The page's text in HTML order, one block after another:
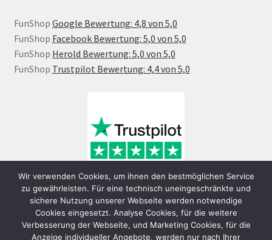
FunShop Google Bewertung: 4,8 von 5,0
FunShop Facebook Bewertung: 5,0 von 5,0
FunShop Herold Bewertung: 5,0 von 5,0
FunShop Trustpilot Bewertung: 4,4 von 5,0
Wir verwenden Cookies, um ihnen den bestmöglichen Service
zu gewährleisten. Für eine technisch uneingeschränkte und
sichere Nutzung unserer Webseite werden notwendige
Cookies eingesetzt. Analyse Cookies, für die weitere
Verbesserung der Webseite, und Marketing Cookies, für die
Anzeige individueller Angebote, werden nur nach Ihrer